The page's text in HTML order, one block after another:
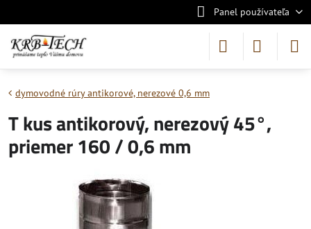
Panel používateľa
dymovodné rúry antikorové, nerezové 0,6 mm
T kus antikorový, nerezový 45°,
priemer 160 / 0,6 mm